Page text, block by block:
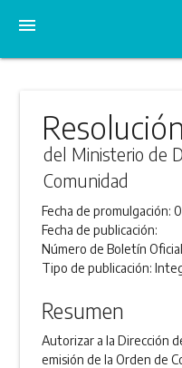
menu
del Ministerio de
Comunidad
Fecha de promulgación:
Fecha de publicación:
Número de Boletín
Tipo de publicación:
Resumen
Autorizar a la Dirección
emisión de la Orden de